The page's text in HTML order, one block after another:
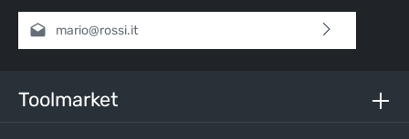
Indirizzo e-mail*
nostri termini e condizioni generali
Inserisci i caratteri sopra*
Toolmarket